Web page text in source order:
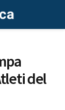
del